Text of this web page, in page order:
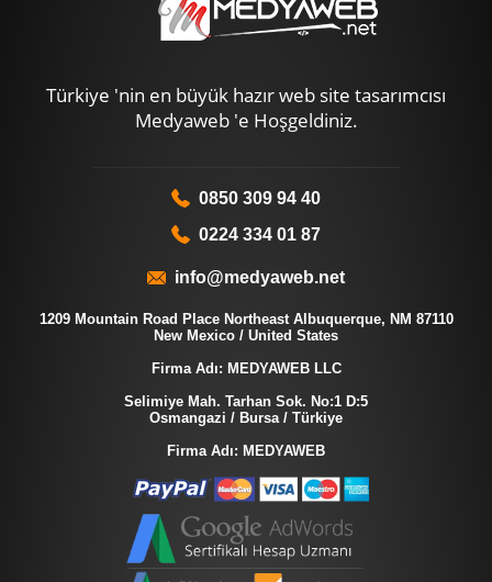
Türkiye 'nin en büyük hazır web site tasarımcısı
Medyaweb 'e Hoşgeldiniz.
0850 309 94 40
0224 334 01 87
info@medyaweb.net
1209 Mountain Road Place Northeast Albuquerque, NM 87110
New Mexico / United States
Firma Adı: MEDYAWEB LLC
Selimiye Mah. Tarhan Sok. No:1 D:5
Osmangazi / Bursa / Türkiye
Firma Adı: MEDYAWEB